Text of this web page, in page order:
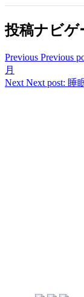
投稿ナビゲ
Previous Previous
月
Next Next post: 睡